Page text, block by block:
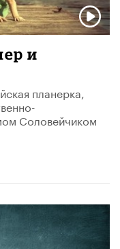
и
планерка,
Соловейчиком